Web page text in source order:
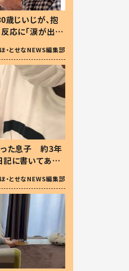
歳じいじが、抱
応に「涙が出ま
い」
ほ・とせなNEWS編集部
った息子 約3年
記に書いてあっ
ほ・とせなNEWS編集部